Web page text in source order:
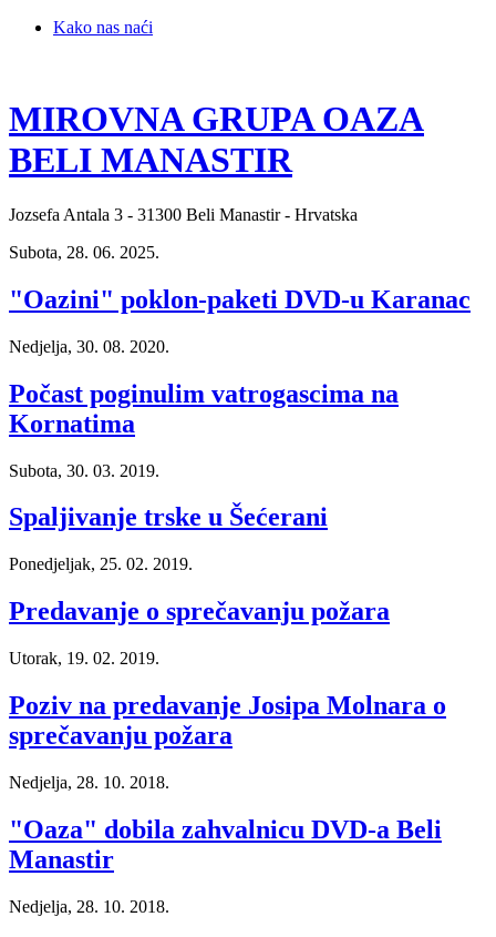
Kako nas naći
MIROVNA GRUPA OAZA
BELI MANASTIR
Jozsefa Antala 3 - 31300 Beli Manastir - Hrvatska
Subota, 28. 06. 2025.
"Oazini" poklon-paketi DVD-u Karanac
Nedjelja, 30. 08. 2020.
Počast poginulim vatrogascima na
Kornatima
Subota, 30. 03. 2019.
Spaljivanje trske u Šećerani
Ponedjeljak, 25. 02. 2019.
Predavanje o sprečavanju požara
Utorak, 19. 02. 2019.
Poziv na predavanje Josipa Molnara o
sprečavanju požara
Nedjelja, 28. 10. 2018.
"Oaza" dobila zahvalnicu DVD-a Beli
Manastir
Nedjelja, 28. 10. 2018.